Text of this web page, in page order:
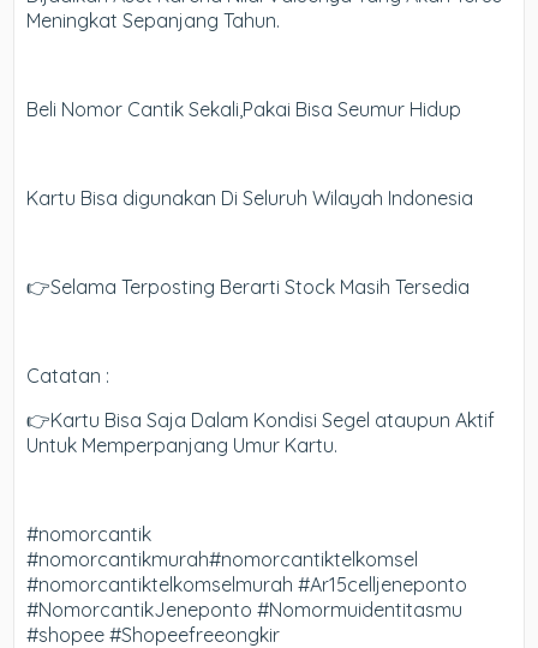
Meningkat Sepanjang Tahun.
Beli Nomor Cantik Sekali,Pakai Bisa Seumur Hidup
Kartu Bisa digunakan Di Seluruh Wilayah Indonesia
👉Selama Terposting Berarti Stock Masih Tersedia
Catatan :
👉Kartu Bisa Saja Dalam Kondisi Segel ataupun Aktif
Untuk Memperpanjang Umur Kartu.
#nomorcantik
#nomorcantikmurah#nomorcantiktelkomsel
#nomorcantiktelkomselmurah #Ar15celljeneponto
#NomorcantikJeneponto #Nomormuidentitasmu
#shopee #Shopeefreeongkir